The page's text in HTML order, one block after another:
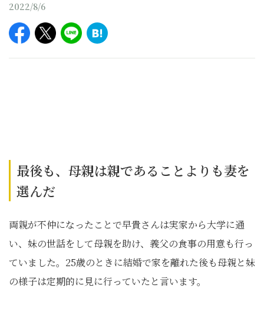
2022/8/6
最後も、母親は親であることよりも妻を
選んだ
両親が不仲になったことで早貴さんは実家から大学に通
い、妹の世話をして母親を助け、義父の食事の用意も行っ
ていました。25歳のときに結婚で家を離れた後も母親と妹
の様子は定期的に見に行っていたと言います。